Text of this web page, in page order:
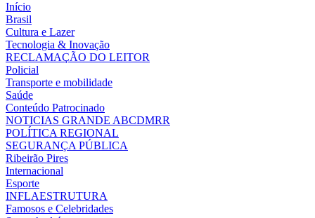
Início
Brasil
Cultura e Lazer
Tecnologia & Inovação
RECLAMAÇÃO DO LEITOR
Policial
Transporte e mobilidade
Saúde
Conteúdo Patrocinado
NOTICIAS GRANDE ABCDMRR
POLÍTICA REGIONAL
SEGURANÇA PÚBLICA
Ribeirão Pires
Internacional
Esporte
INFLAESTRUTURA
Famosos e Celebridades